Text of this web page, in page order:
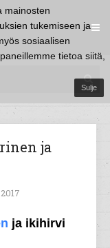
mainosten
tukemiseen ja
sosiaalisen
tietoa siitä,
Sulje
ja
ja ikihirvi